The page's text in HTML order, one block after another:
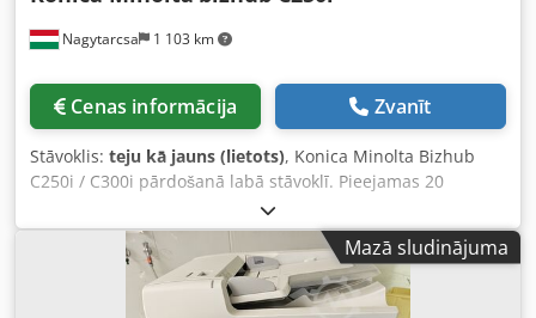
Nagytarcsa 1 103 km
Cenas informācija Zvanīt
Stāvoklis: teju kā jauns (lietots), Konica Minolta Bizhub
C250i / C300i pārdošanā labā stāvoklī. Pieejamas 20
vienības noliktavā. Skaitītāju rādījumi zem 90 000. Lai
iegūtu vairāk informācijas, lūdzu, rakstiet ziņu. Dcjden Sml
Uepfx Ad Sok
Mazā sludinājuma